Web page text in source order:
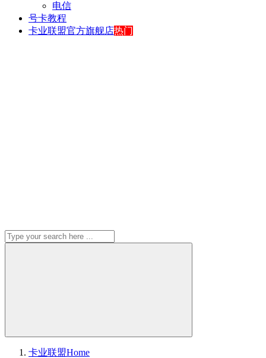
电信
号卡教程
卡业联盟官方旗舰店热门
卡业联盟Home